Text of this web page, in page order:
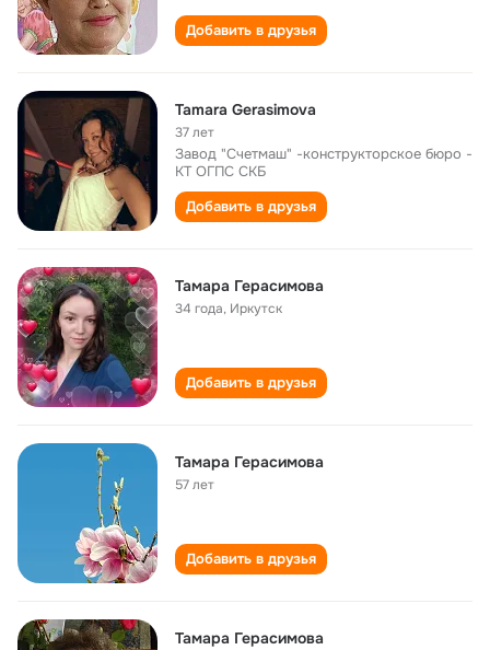
Добавить в друзья
Tamara Gerasimova
37 лет
Завод "Счетмаш" -конструкторское бюро -
КТ ОГПС СКБ
Добавить в друзья
Тамара Герасимова
34 года, Иркутск
Добавить в друзья
Тамара Герасимова
57 лет
Добавить в друзья
Тамара Герасимова